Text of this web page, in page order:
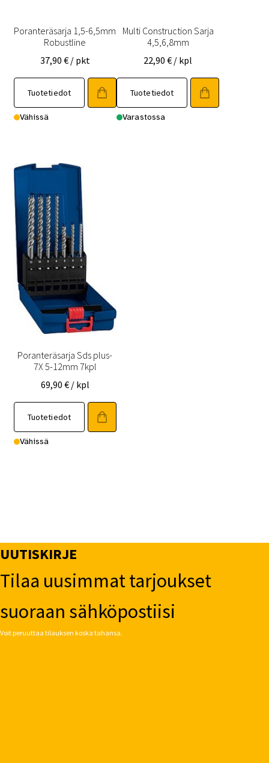
Poranteräsarja 1,5-6,5mm
Robustline
37,90 € / pkt
Tuotetiedot
Vähissä
Multi Construction Sarja
4,5,6,8mm
22,90€ / kpl
Tuotetiedot
Varastossa
Poranteräsarja Sds plus-
7X 5-12mm 7kpl
69,90 € / kpl
Tuotetiedot
Vähissä
UUTISKIRJE
Tilaa uusimmat tarjoukset
suoraan sähköpostiisi
Voit peruuttaa tilauksen koska tahansa.